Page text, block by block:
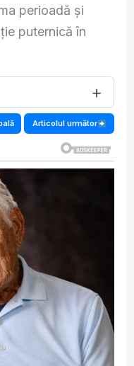
perioadă și
puternică în
＋
Articolul următor